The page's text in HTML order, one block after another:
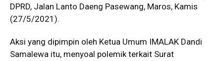
DPRD, Jalan Lanto Daeng Pasewang, Maros, Kamis
(27/5/2021).
Aksi yang dipimpin oleh Ketua Umum IMALAK Dandi
Samalewa itu, menyoal polemik terkait Surat